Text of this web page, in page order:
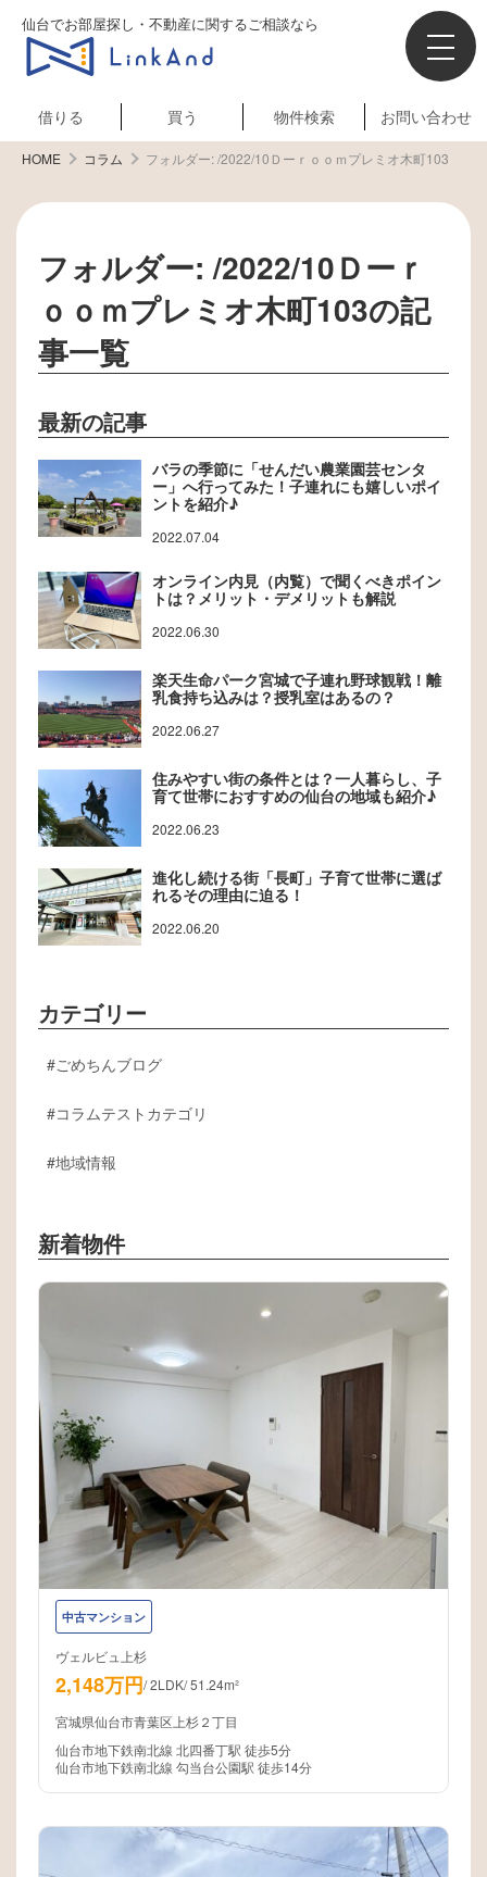
仙台でお部屋探し・不動産に関するご相談なら
借りる 買う 物件検索 お問い合わせ
HOME コラム フォルダー:/2022/10Ｄーｒｏｏｍプレミオ木町103
フォルダー:/2022/10Ｄーｒ
ｏｏｍプレミオ木町103の記
事一覧
最新の記事
バラの季節に「せんだい農業園芸センタ
ー」へ行ってみた！子連れにも嬉しいポイ
ントを紹介♪
2022.07.04
オンライン内見（内覧）で聞くべきポイン
トは？メリット・デメリットも解説
2022.06.30
楽天生命パーク宮城で子連れ野球観戦！離
乳食持ち込みは？授乳室はあるの？
2022.06.27
住みやすい街の条件とは？一人暮らし、子
育て世帯におすすめの仙台の地域も紹介♪
2022.06.23
進化し続ける街「長町」子育て世帯に選ば
れるその理由に迫る！
2022.06.20
カテゴリー
ごめちんブログ
コラムテストカテゴリ
地域情報
新着物件
中古マンション
ヴェルビュ上杉
2,148万円/2LDK/51.24m²
宮城県仙台市青葉区上杉２丁目
仙台市地下鉄南北線 北四番丁駅 徒歩5分
仙台市地下鉄南北線 勾当台公園駅 徒歩14分